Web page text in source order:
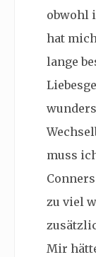
obwohl
hat
lange
muss
zu viel
Mir